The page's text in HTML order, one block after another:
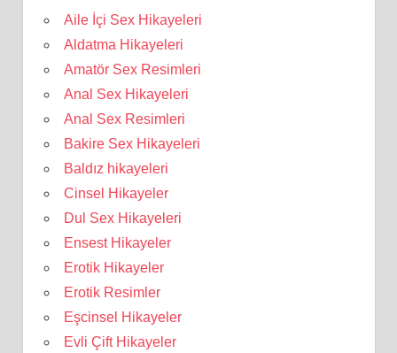
Aile İçi Sex Hikayeleri
Aldatma Hikayeleri
Amatör Sex Resimleri
Anal Sex Hikayeleri
Anal Sex Resimleri
Bakire Sex Hikayeleri
Baldız hikayeleri
Cinsel Hikayeler
Dul Sex Hikayeleri
Ensest Hikayeler
Erotik Hikayeler
Erotik Resimler
Eşcinsel Hikayeler
Evli Çift Hikayeler